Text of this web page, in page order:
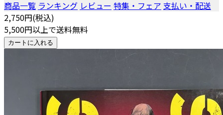
商品一覧 ランキング レビュー 特集・フェア 支払い・配送
2,750円(税込)
5,500円以上で送料無料
カートに入れる